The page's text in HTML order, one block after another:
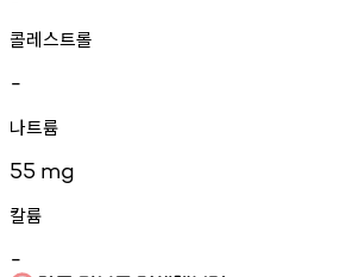
콜레스트롤
-
나트륨
55 mg
칼륨
-